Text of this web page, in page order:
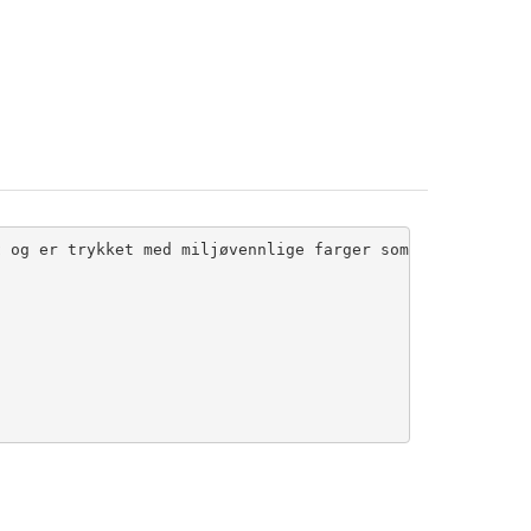
er trykket med miljøvennlige farger som holder